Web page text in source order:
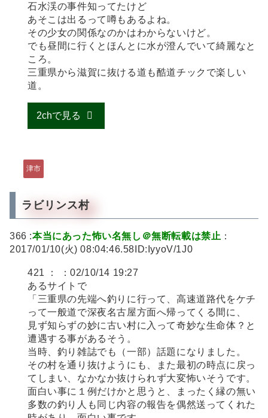
石水渓の事件知ってたけど
あそこは出るって噂もあるよね。
その少女の関係なのかはわからないけど。
でも昼間に行くとほんとに水が澄んでいて綺麗なと
ころ。
三重県から滋賀に抜ける道も酷道チックで楽しい
道。
2chで見る
津市
ラビリンス村
366 :本当にあった怖い名無し＠無断転載は禁止 ：
2017/01/10(火) 08:04:46.58ID:IyyoV/1J0
421 ： ：02/10/14 19:27
あるサイトで
「三重県の先端へ釣りに行って、高速道路代をケチ
って一般道で深夜名古屋方面へ帰ってくる間に、
見ず知らずの妙に古い村に入って奇妙な生命体？と
遭遇する事があるそう。
当時、釣り雑誌でも（一部）話題になりました。
その村を通り抜けようにも、また最初の時点に戻っ
てしまい、なかなか抜けられず大変怖いそうです。
面白い事に１例だけかと思うと、まったく縁の無い
多数の釣り人も同じ内容の報告を偶然送ってくれた